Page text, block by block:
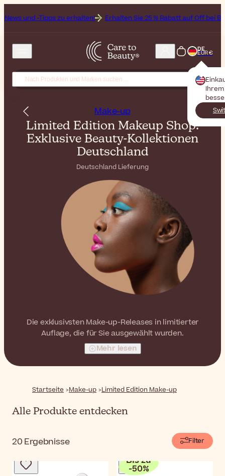
zu erhalten! Erhalten Sie 25 % Rabatt auf Off bei Bioderma,
DE
EUR €
Make-up
Limited Edition Makeup Shop:
Exklusive Beauty-Kollektionen
Deutschland
Deutschland Lieferung
Die exklusivsten Make-up-Releases in limitierter
Auflage, die für Sie ausgewählt wurden.
Mehr lesen
Startseite Make-up Limited Edition Make-up
Alle Produkte entdecken
20 Ergebnisse Filter
Bis zu
-50%